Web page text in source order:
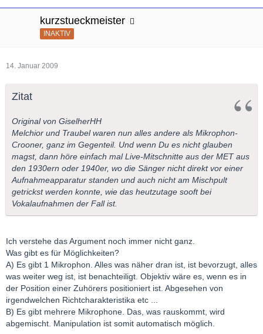
kurzstueckmeister
INAKTIV
14. Januar 2009
Zitat
Original von GiselherHH
Melchior und Traubel waren nun alles andere als Mikrophon-
Crooner, ganz im Gegenteil. Und wenn Du es nicht glauben
magst, dann höre einfach mal Live-Mitschnitte aus der MET aus
den 1930ern oder 1940er, wo die Sänger nicht direkt vor einer
Aufnahmeapparatur standen und auch nicht am Mischpult
getrickst werden konnte, wie das heutzutage sooft bei
Vokalaufnahmen der Fall ist.
Ich verstehe das Argument noch immer nicht ganz.
Was gibt es für Möglichkeiten?
A) Es gibt 1 Mikrophon. Alles was näher dran ist, ist bevorzugt, alles
was weiter weg ist, ist benachteiligt. Objektiv wäre es, wenn es in
der Position einer Zuhörers positioniert ist. Abgesehen von
irgendwelchen Richtcharakteristika etc ...
B) Es gibt mehrere Mikrophone. Das, was rauskommt, wird
abgemischt. Manipulation ist somit automatisch möglich.